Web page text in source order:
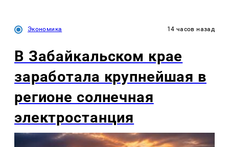
Экономика 14 часов назад
В Забайкальском крае
заработала крупнейшая в
регионе солнечная
электростанция